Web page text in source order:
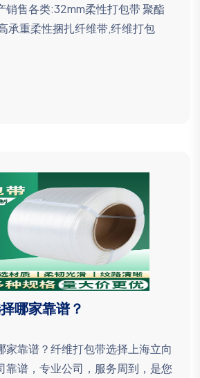
销售各类:32mm柔性打包带 聚酯
承重柔性捆扎纤维带,纤维打包
哪家靠谱？
家靠谱？纤维打包带选择上海立向
靠谱，专业公司，服务周到，是您